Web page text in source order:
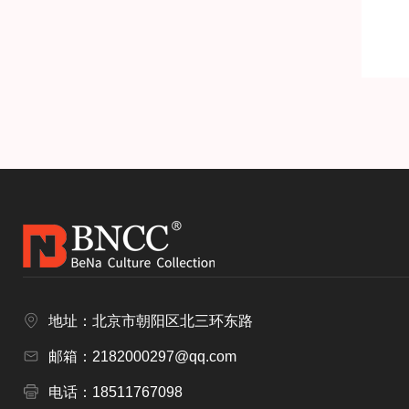
地址：北京市朝阳区北三环东路
邮箱：2182000297@qq.com
电话：18511767098